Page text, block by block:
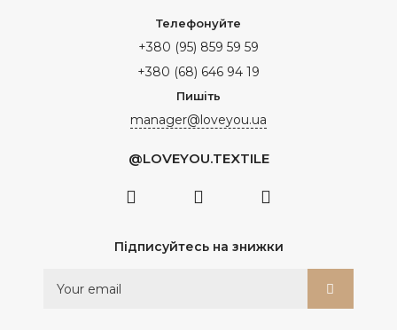
Телефонуйте
+380 (95) 859 59 59
+380 (68) 646 94 19
Пишіть
manager@loveyou.ua
Підписуйтесь на знижки
@LOVEYOU.TEXTILE